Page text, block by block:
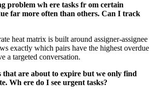
problem wh ere tasks fr om certain
far more often than others. Can I track
heat matrix is built around assigner-assignee
exactly which pairs have the highest overdue
a targeted conversation.
that are about to expire but we only find
Wh ere do I see urgent tasks?